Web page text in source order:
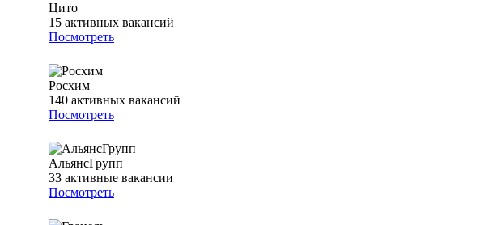
Цито
15 активных вакансий
Посмотреть
Росхим
140 активных вакансий
Посмотреть
АльянсГрупп
33 активные вакансии
Посмотреть